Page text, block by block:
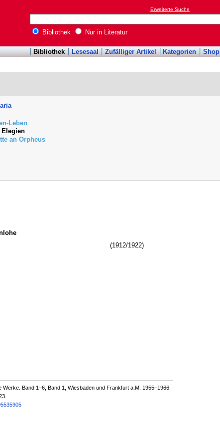
Erweiterte Suche
Bibliothek Nur in Literatur
Bibliothek Lesesaal Zufälliger Artikel Kategorien Shop
Leben
Elegien
an Orpheus
(1912/1922)
Werke. Band 1–6, Band 1, Wiesbaden und Frankfurt a.M. 1955–1966.